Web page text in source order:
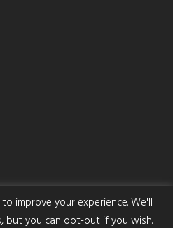
improve your experience. We'll
but you can opt-out if you wish.